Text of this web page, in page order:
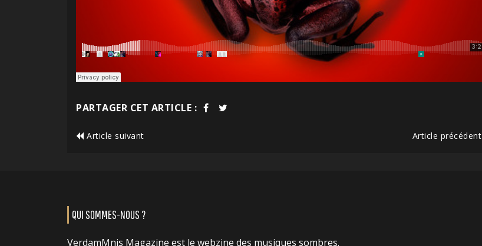
PARTAGER CET ARTICLE :
Article suivant Article précédent
QUI SOMMES-NOUS ?
VerdamMnis Magazine est le webzine des musiques sombres.